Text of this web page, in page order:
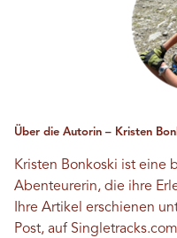
Über die Autorin – Kristen
Kristen Bonkoski ist eine
Abenteurerin, die ihre
Ihre Artikel erschienen
Post, auf